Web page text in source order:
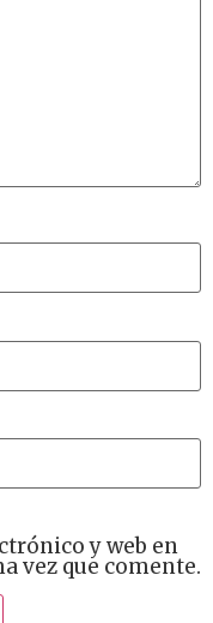
y web en
vez que comente.